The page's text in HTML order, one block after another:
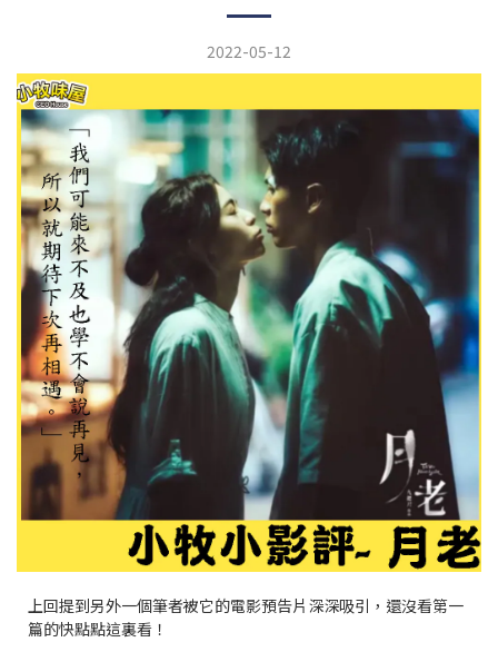
2022-05-12
上回提到另外一個筆者被它的電影預告片深深吸引，還沒看第一
篇的快點點這裏看！